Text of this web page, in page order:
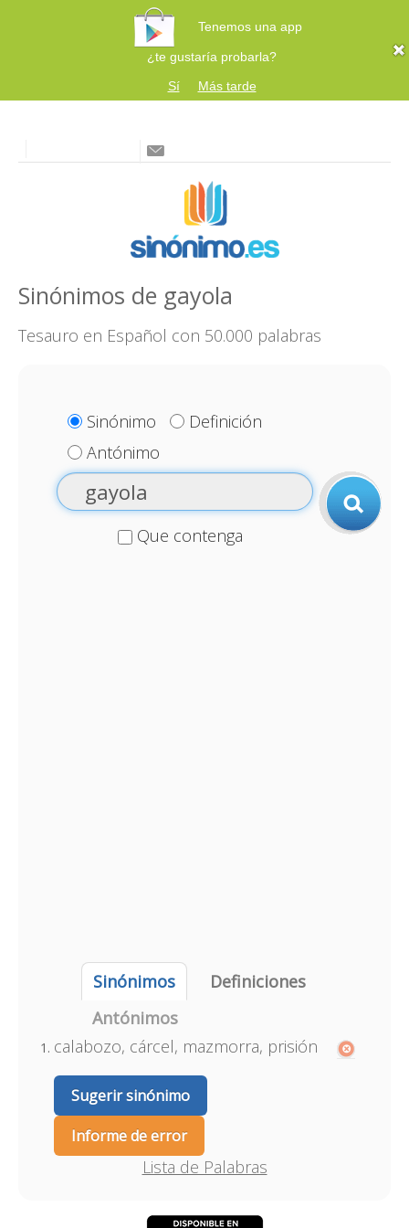
Tenemos una app
¿te gustaría probarla?
Sí
Más tarde
Sinónimos de gayola
Tesauro en Español con 50.000 palabras
Sinónimo
Definición
Antónimo
Que contenga
Sinónimos
Definiciones
Antónimos
calabozo, cárcel, mazmorra, prisión
Sugerir sinónimo
Informe de error
Lista de Palabras